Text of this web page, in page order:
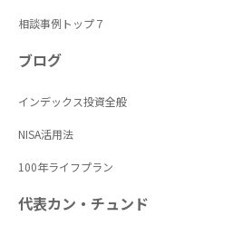
相談事例トップ７
ブログ
インデックス投資全般
NISA活用法
100年ライフプラン
代表カン・チュンド